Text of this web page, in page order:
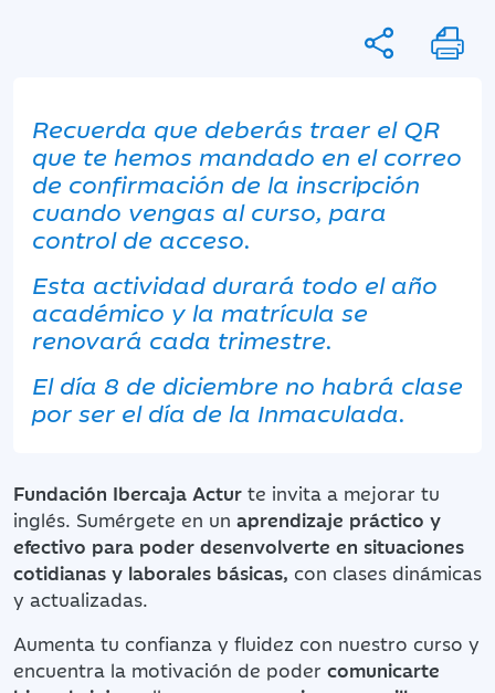
Recuerda que deberás traer el QR
que te hemos mandado en el correo
de confirmación de la inscripción
cuando vengas al curso, para
control de acceso.
Esta actividad durará todo el año
académico y la matrícula se
renovará cada trimestre.
El día 8 de diciembre no habrá clase
por ser el día de la Inmaculada.
Fundación Ibercaja Actur te invita a mejorar tu
inglés. Sumérgete en un aprendizaje práctico y
efectivo para poder desenvolverte en situaciones
cotidianas y laborales básicas, con clases dinámicas
y actualizadas.
Aumenta tu confianza y fluidez con nuestro curso y
encuentra la motivación de poder comunicarte